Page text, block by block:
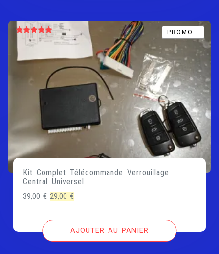
Note 5.00
PROMO !
PROMO !
Kit Complet Télécommande Verrouillage
Central Universel
39,00€ Le
initial
29,00€
actuel
est :
AJOUTER AU PANIER